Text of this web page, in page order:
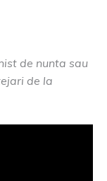
de nunta sau
de la